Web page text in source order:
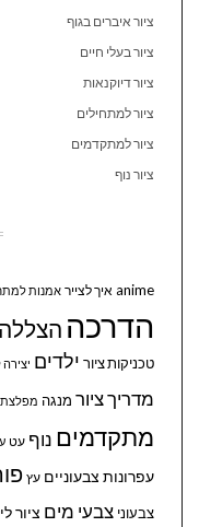
ציור איברים בגוף
ציור בעלי חיים
ציור דיוקנאות
ציור למתחילים
ציור למתקדמים
ציור נוף
anime איך לצייר אמנות
הדרכה הצללה
טכניקות ציור ילדים יצירה
מדריך ציור מנגה מפלצת
מתקדמים נוף עט
עפרונות צבעוניים עץ
צבעוני צבעי מים ציור